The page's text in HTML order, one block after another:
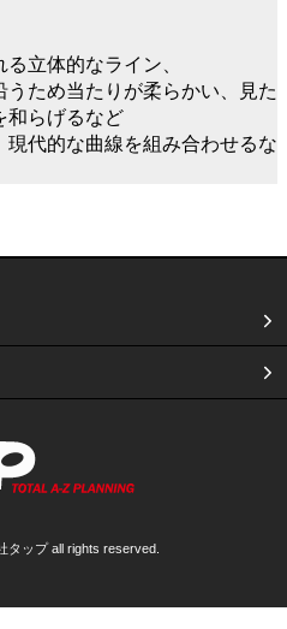
立体的なライン、
ため当たりが柔らかい、見た
和らげるなど
代的な曲線を組み合わせるな
タップ all rights reserved.